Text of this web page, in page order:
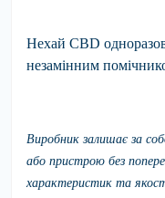
Нехай CBD
незамінним
Виробник залишає за
або пристрою без
характеристик та